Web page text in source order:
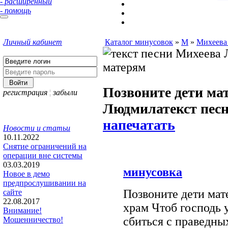
- помощь
Личный кабинет
регистрация ¦ забыли
Новости и статьи
10.11.2022
Снятие ограничений на
операции вне системы
03.03.2019
Новое в демо
предпрослушивании на
сайте
22.08.2017
Внимание!
Мошенничество!
Каталог минусовок » М »
Позвоните дети
Людмилатекст
напечатать
минусовка
Позвоните дети
храм Чтоб господь
сбиться с